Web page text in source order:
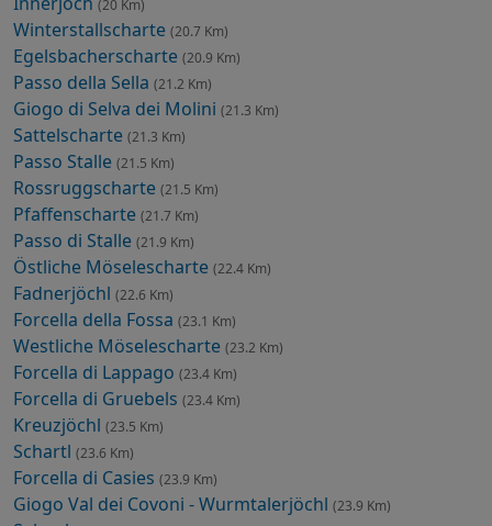
(20 Km)
Winterstallscharte (20.7 Km)
Egelsbacherscharte (20.9 Km)
Passo della Sella (21.2 Km)
Giogo di Selva dei Molini (21.3 Km)
Sattelscharte (21.3 Km)
Passo Stalle (21.5 Km)
Rossruggscharte (21.5 Km)
Pfaffenscharte (21.7 Km)
Passo di Stalle (21.9 Km)
Östliche Möselescharte (22.4 Km)
Fadnerjöchl (22.6 Km)
Forcella della Fossa (23.1 Km)
Westliche Möselescharte (23.2 Km)
Forcella di Lappago (23.4 Km)
Forcella di Gruebels (23.4 Km)
Kreuzjöchl (23.5 Km)
Schartl (23.6 Km)
Forcella di Casies (23.9 Km)
Giogo Val dei Covoni - Wurmtalerjöchl (23.9 Km)